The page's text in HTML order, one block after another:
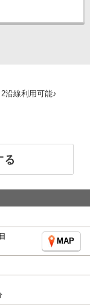
沿線利用可能♪
MAP